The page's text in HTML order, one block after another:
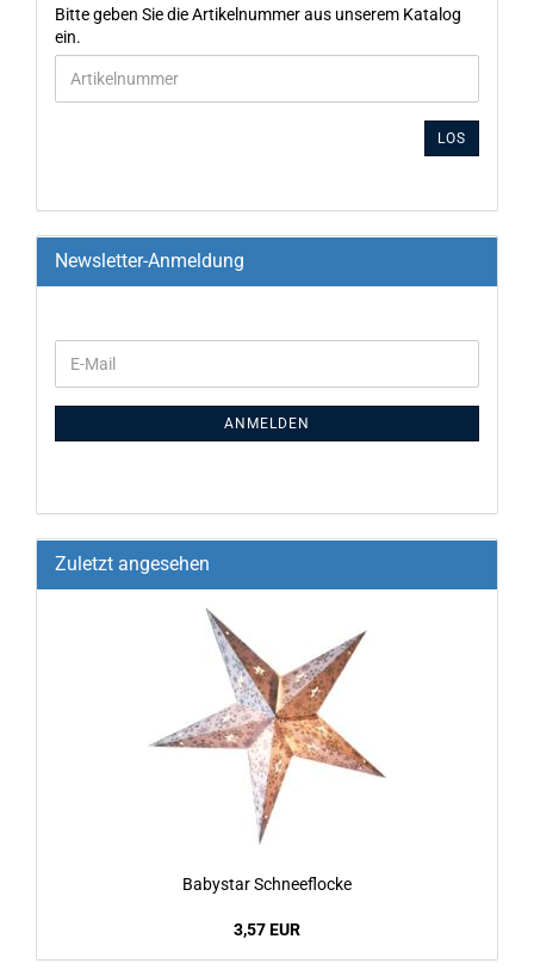
Bitte geben Sie die Artikelnummer aus unserem Katalog
ein.
LOS
Newsletter-Anmeldung
ANMELDEN
Zuletzt angesehen
Ba­by­star Schnee­flo­cke
3,57 EUR